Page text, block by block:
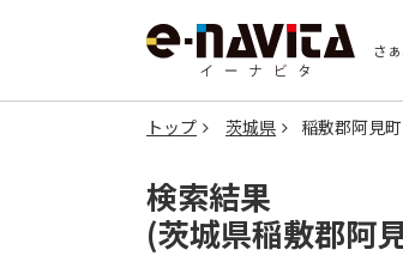
さ
トップ 茨城県 稲敷郡阿見町
検索結果
(茨城県稲敷郡阿